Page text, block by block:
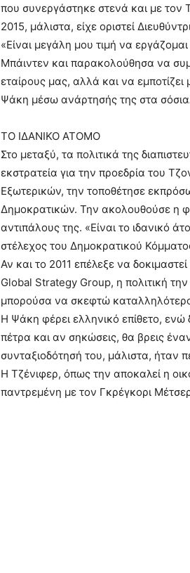
που συνεργάστηκε στενά και με τον
2015, μάλιστα, είχε οριστεί
«Είναι μεγάλη μου τιμή να
Μπάιντεν και παρακολούθησα να
εταίρους μας, αλλά και να
Ψάκη μέσω ανάρτησής της στα
ΤΟ ΙΔΑΝΙΚΟ ΑΤΟΜΟ
Στο μεταξύ, τα πολιτικά της
εκστρατεία για την προεδρία του
Εξωτερικών, την τοποθέτησε
Δημοκρατικών. Την ακολουθούσε η
αντιπάλους της. «Είναι το ιδανικό
στέλεχος του Δημοκρατικού
Αν και το 2011 επέλεξε να
Global Strategy Group, η πολιτική
μπορούσα να σκεφτώ καταλληλότερο
Η Ψάκη φέρει ελληνικό επίθετο, ενώ
πέτρα και αν σηκώσεις, θα βρεις
συνταξιοδότησή του, μάλιστα, ήταν
Η Τζένιφερ, όπως την αποκαλεί η
παντρεμένη με τον Γκρέγκορι